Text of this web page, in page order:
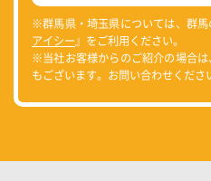
※群馬県・埼玉県については、群
アイシー』をご利用ください。
※当社お客様からのご紹介の場合
もございます。お問い合わせくださ